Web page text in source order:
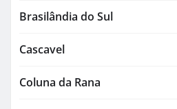
Brasilândia do Sul
Cascavel
Coluna da Rana